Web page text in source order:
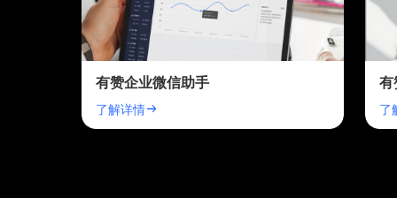
有赞企业微信助手
了解详情
有
了